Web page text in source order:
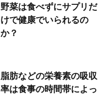
野菜は食べずにサプリだ
けで健康でいられるの
か？
脂肪などの栄養素の吸収
率は食事の時間帯によっ